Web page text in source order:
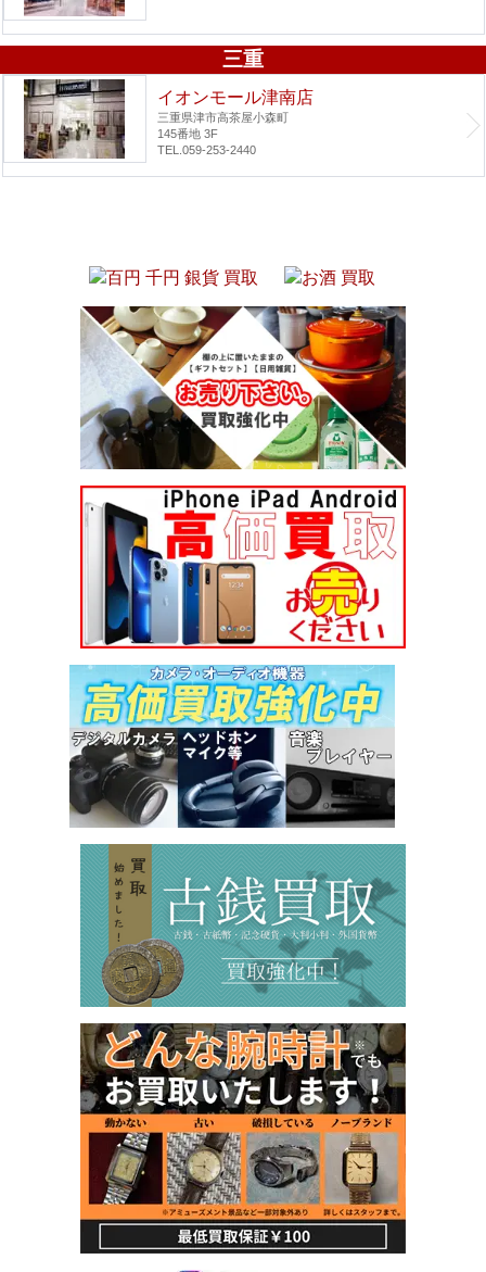
三重
イオンモール津南店
三重県津市高茶屋小森町
145番地 3F
TEL.059-253-2440